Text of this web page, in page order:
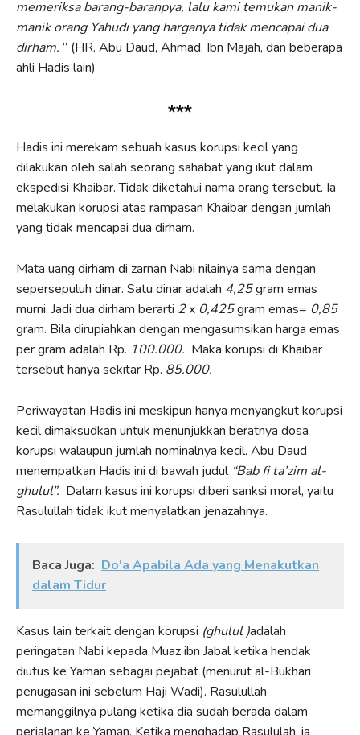
memeriksa barang-baranpya, lalu kami temukan manik-
manik orang Yahudi yang harganya tidak mencapai dua
dirham. ” (HR. Abu Daud, Ahmad, Ibn Majah, dan beberapa
ahli Hadis lain)
***
Hadis ini merekam sebuah kasus korupsi kecil yang
dilakukan oleh salah seorang sahabat yang ikut dalam
ekspedisi Khaibar. Tidak diketahui nama orang tersebut. Ia
melakukan korupsi atas rampasan Khaibar dengan jumlah
yang tidak mencapai dua dirham.
Mata uang dirham di zarnan Nabi nilainya sama dengan
sepersepuluh dinar. Satu dinar adalah 4,25gram emas
murni. Jadi dua dirham berarti 2x 0,425gram emas= 0,85
gram. Bila dirupiahkan dengan mengasumsikan harga emas
per gram adalah Rp. 100.000. Maka korupsi di Khaibar
tersebut hanya sekitar Rp. 85.000.
Periwayatan Hadis ini meskipun hanya menyangkut korupsi
kecil dimaksudkan untuk menunjukkan beratnya dosa
korupsi walaupun jumlah nominalnya kecil. Abu Daud
menempatkan Hadis ini di bawah judul “Bab fi ta’zim al-
ghulul”. Dalam kasus ini korupsi diberi sanksi moral, yaitu
Rasulullah tidak ikut menyalatkan jenazahnya.
Baca Juga: Do'a Apabila Ada yang Menakutkan
dalam Tidur
Kasus lain terkait dengan korupsi (ghulul )adalah
peringatan Nabi kepada Muaz ibn Jabal ketika hendak
diutus ke Yaman sebagai pejabat (menurut al-Bukhari
penugasan ini sebelum Haji Wadi). Rasulullah
memanggilnya pulang ketika dia sudah berada dalam